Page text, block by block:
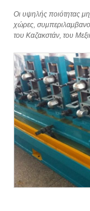
Οι υψηλής ποιότητας
χώρες,
του Καζακστάν, του